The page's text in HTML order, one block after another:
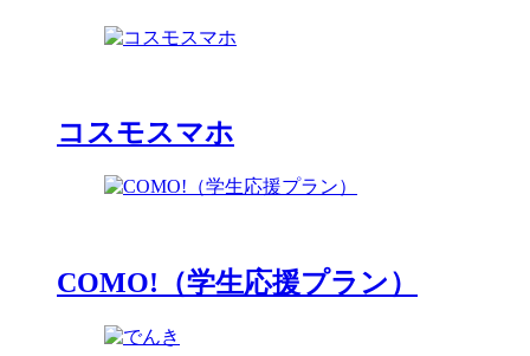
コスモスマホ
COMO!（学生応援プラン）